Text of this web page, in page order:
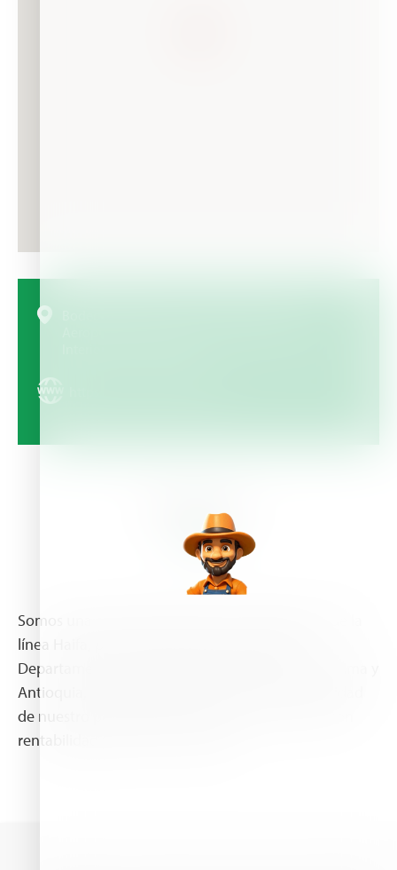
About Us
Somos una empresa dedicada a la distribución de la
línea Haifa, para todos los almacenes de los
Departamentos de Caldas, Quindío, Risaralda, Tolima y
Antioquia, caracterizándonos siempre por la calidad
de nuestro portafolio de productos y servicios, con
rentabilidad para toda la cadena.